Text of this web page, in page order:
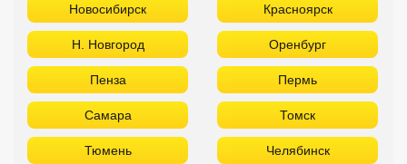
Новосибирск Красноярск
Н. Новгород Оренбург
Пенза Пермь
Самара Томск
Тюмень Челябинск